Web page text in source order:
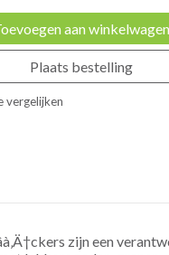
aan winkelwagen
Plaats bestelling
vergelijken
zijn een